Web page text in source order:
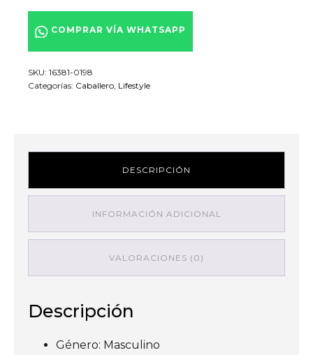
COMPRAR VÍA WHATSAPP
SKU: 16381-0198
Categorías: Caballero, Lifestyle
DESCRIPCIÓN
INFORMACIÓN ADICIONAL
VALORACIONES (0)
Descripción
Género: Masculino